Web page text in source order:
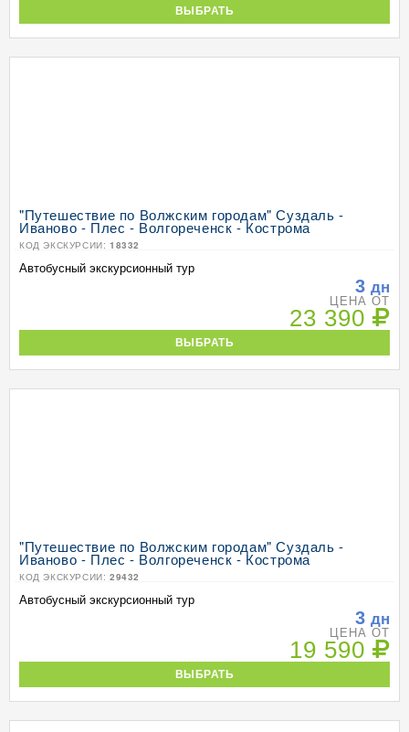
ВЫБРАТЬ
"Путешествие по Волжским городам" Суздаль -
Иваново - Плес - Волгореченск - Кострома
КОД ЭКСКУРСИИ: 18332
Автобусный экскурсионный тур
3 дн
ЦЕНА ОТ
23 390
ВЫБРАТЬ
"Путешествие по Волжским городам" Суздаль -
Иваново - Плес - Волгореченск - Кострома
КОД ЭКСКУРСИИ: 29432
Автобусный экскурсионный тур
3 дн
ЦЕНА ОТ
19 590
ВЫБРАТЬ